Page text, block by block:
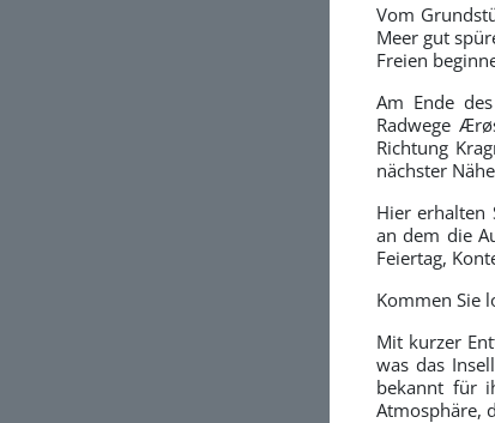
Vom
Meer gut
Freien
Am Ende
Radwege
Richtung
nächster
Hier erhalten
an dem die
Feiertag,
Kommen Sie
Mit kurzer
was das
bekannt für
Atmosphäre,